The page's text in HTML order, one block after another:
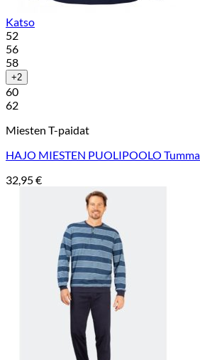
Katso
52
56
58
+2
60
62
Miesten T-paidat
HAJO MIESTEN PUOLIPOOLO
32,95€